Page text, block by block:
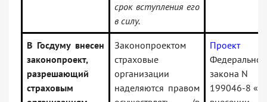
срок вступления его
в силу.
В Госдуму внесен
законопроект,
разрешающий
страховым
Законопроектом
страховые
организации
наделяются правом
Проект
закона N
199046-8 «О